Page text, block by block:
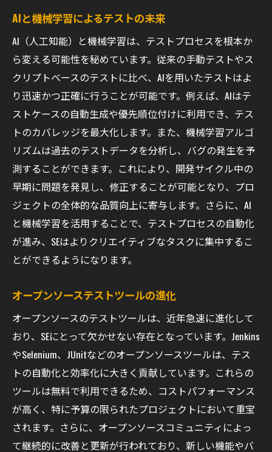
AIと機械学習によるテストの未来
AI（人工知能）と機械学習は、テストプロセスを根本か
ら変える可能性を秘めています。従来の手動テストやス
クリプトベースのテストに比べ、AIを用いたテストはよ
り迅速かつ正確に行うことが可能です。例えば、AIはテ
ストケースの自動生成や優先順位付けに利用でき、テス
トのカバレッジを最大化します。また、機械学習アルゴ
リズムは過去のテストデータを分析し、バグの発生を予
測することができます。これにより、開発サイクル中の
早期に問題を発見し、修正することが可能となり、プロ
ジェクトの全体的な品質向上に寄与します。さらに、AI
と機械学習を活用することで、テストプロセスの自動化
が進み、SEはよりクリエイティブなタスクに集中するこ
とができるようになります。
オープンソーステストツールの進化
オープンソースのテストツールは、近年急速に進化して
おり、SEにとって欠かせない存在となっています。Jenkins
やSelenium、JUnitなどのオープンソースツールは、テス
トの自動化と効率化に大きく貢献しています。これらの
ツールは無料で利用できるため、コストパフォーマンス
が高く、特に予算の限られたプロジェクトにおいて重宝
されます。さらに、オープンソースコミュニティによっ
て継続的に改善と更新が行われており、新しい機能やバ